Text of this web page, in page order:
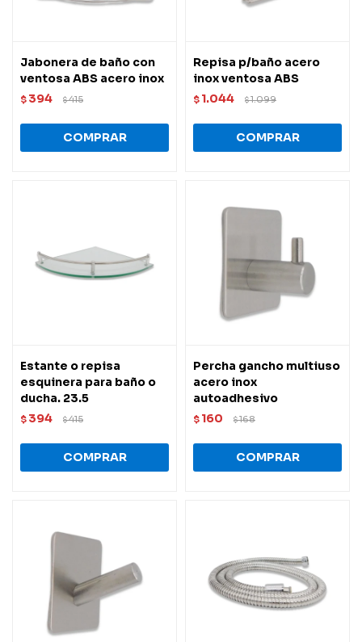
Jabonera de baño con
ventosa ABS acero inox
$ 394 $415
Repisa p/baño acero
inox ventosa ABS
$ 1.044 $1.099
Estante o repisa
esquinera para baño o
ducha. 23.5
$ 394 $415
Percha gancho multiuso
acero inox
autoadhesivo
$ 160 $168